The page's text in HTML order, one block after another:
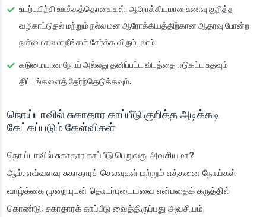
உடற்பயிற்சி ஊக்கத்தொகைகள், ஆரோக்கியமான உணவு குறித்த
வழிகாட்டுதல் மற்றும் நல்ல மன ஆரோக்கியத்திற்கான ஆதரவு போன்ற
நன்மைகளை நீங்கள் சேர்க்க விரும்பலாம்.
கடுமையான நோய் அல்லது தனிப்பட்ட விபத்தை ஈடுகட்ட உதவும்
திட்டங்களைத் தேர்ந்தெடுக்கவும்.
நொய்டாவில் சுகாதார காப்பீடு குறித்த அடிக்கடி
கேட்கப்படும் கேள்விகள்
நொய்டாவில் சுகாதார காப்பீடு பெறுவது அவசியமா?
ஆம். எவ்வளவு சுகாதாரச் செலவுகள் மற்றும் எத்தனை நோய்கள்
வாழ்க்கை முறையுடன் தொடர்புடையவை என்பதைக் கருத்தில்
கொண்டு, சுகாதாரக் காப்பீடு வைத்திருப்பது அவசியம்.